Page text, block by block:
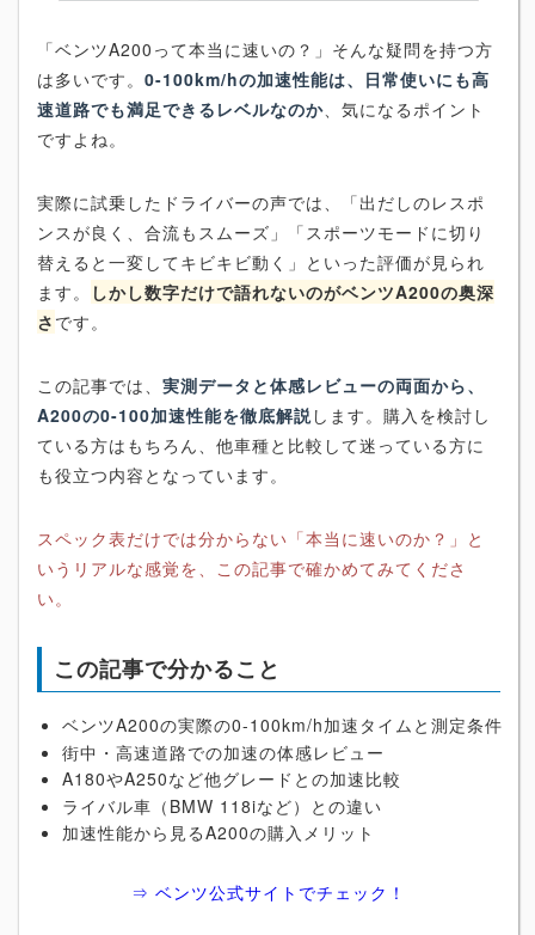
「ベンツA200って本当に速いの？」そんな疑問を持つ方
は多いです。 0-100km/hの加速性能は、日常使いにも高
速道路でも満足できるレベルなのか、気になるポイント
ですよね。
実際に試乗したドライバーの声では、「出だしのレスポ
ンスが良く、合流もスムーズ」「スポーツモードに切り
替えると一変してキビキビ動く」といった評価が見られ
ます。
しかし数字だけで語れないのがベンツA200の奥深
さ です。
この記事では、 実測データと体感レビューの両面から、
A200の0-100加速性能を徹底解説します。購入を検討し
ている方はもちろん、他車種と比較して迷っている方に
も役立つ内容となっています。
スペック表だけでは分からない「本当に速いのか？」と
いうリアルな感覚を、この記事で確かめてみてくださ
い。
この記事で分かること
ベンツA200の実際の0-100km/h加速タイムと測定条件
街中・高速道路での加速の体感レビュー
A180やA250など他グレードとの加速比較
ライバル車（BMW 118iなど）との違い
加速性能から見るA200の購入メリット
⇒ ベンツ公式サイトでチェック！